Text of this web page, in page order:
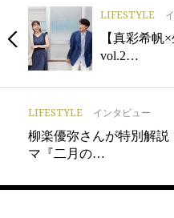
LIFESTYLE
【真彩希帆
vol.2…
LIFESTYLE インタビュー
柳楽優弥さんが特別解説
マ『二月の…